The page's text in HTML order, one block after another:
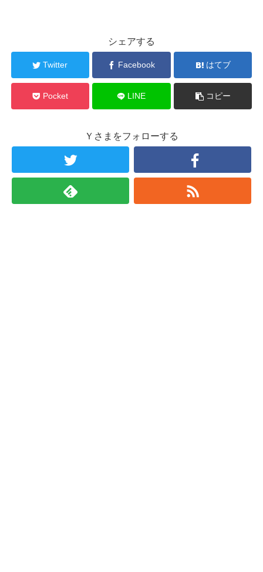
シェアする
Twitter Facebook はてブ
Pocket LINE コピー
Ｙさまをフォローする